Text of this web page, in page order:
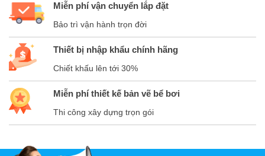
Miễn phí vận chuyển lắp đặt
Bảo trì vận hành trọn đời
Thiết bị nhập khẩu chính hãng
Chiết khấu lên tới 30%
Miễn phí thiết kế bản vẽ bể bơi
Thi công xây dựng trọn gói